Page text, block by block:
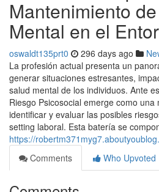
Mantenimiento
Mental en el
oswaldt135prt0 296 days ago
La profesión actual presenta un
generar situaciones estresantes,
salud mental de los individuos. Ante
Riesgo Psicosocial emerge como
identificar y evaluar las posibles
setting laboral. Esta batería se
https://
Comments
Who Upvoted